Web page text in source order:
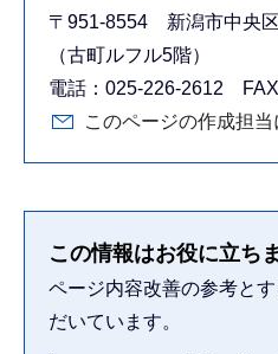
〒951-8554 新潟市中央
（古町ルフル5階）
電話：025-226-2612
このページの作成担
この情報はお役に立ち
ページ内容改善の参考と
だいています。